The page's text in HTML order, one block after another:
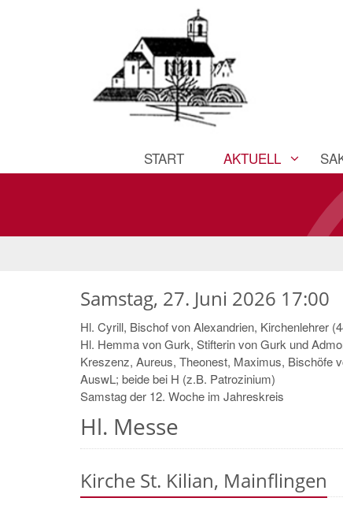
START AKTUELL
Hl. Messe
Samstag, 27. Juni 2026 17:00
Hl. Cyrill, Bischof von Alexandrien, Kirchenlehrer
Hl. Hemma von Gurk, Stifterin von Gurk und
Kreszenz, Aureus, Theonest, Maximus, Bischöfe
AuswL; beide bei H (z.B. Patrozinium)
Samstag der 12. Woche im Jahreskreis
Kirche St. Kilian, Mainflingen